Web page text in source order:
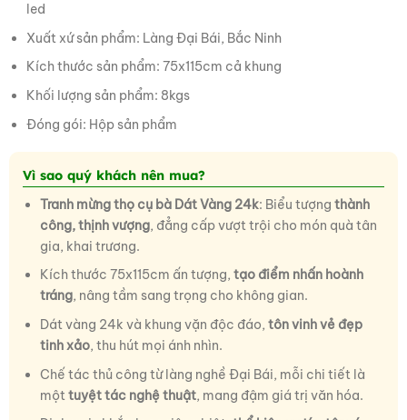
led
Xuất xứ sản phẩm: Làng Đại Bái, Bắc Ninh
Kích thước sản phẩm: 75x115cm cả khung
Khối lượng sản phẩm: 8kgs
Đóng gói: Hộp sản phẩm
Vì sao quý khách nên mua?
Tranh mừng thọ cụ bà Dát Vàng 24k: Biểu tượng thành
công, thịnh vượng, đẳng cấp vượt trội cho món quà tân
gia, khai trương.
Kích thước 75x115cm ấn tượng, tạo điểm nhấn hoành
tráng, nâng tầm sang trọng cho không gian.
Dát vàng 24k và khung vặn độc đáo, tôn vinh vẻ đẹp
tinh xảo, thu hút mọi ánh nhìn.
Chế tác thủ công từ làng nghề Đại Bái, mỗi chi tiết là
một tuyệt tác nghệ thuật, mang đậm giá trị văn hóa.